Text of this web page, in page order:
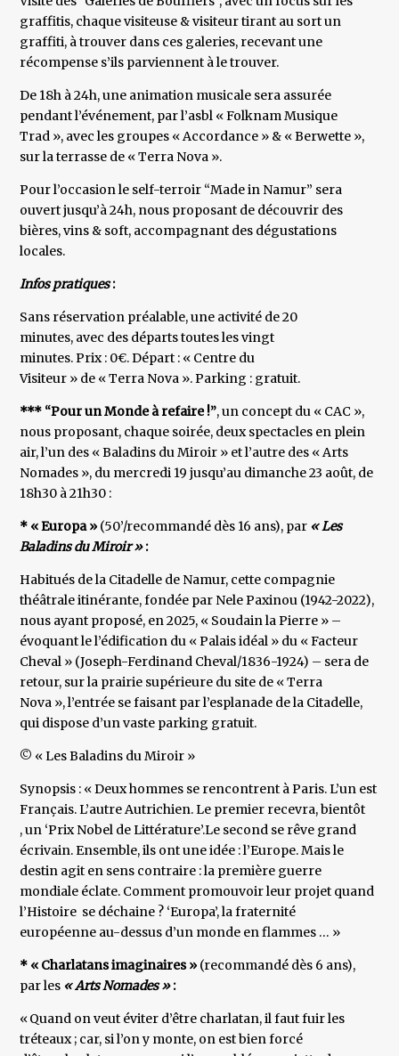
graffitis, chaque visiteuse & visiteur tirant au sort un
graffiti, à trouver dans ces galeries, recevant une
récompense s’ils parviennent à le trouver.
De 18h à 24h, une animation musicale sera assurée
pendant l’événement, par l’asbl « Folknam Musique
Trad », avec les groupes « Accordance » & « Berwette »,
sur la terrasse de « Terra Nova ».
Pour l’occasion le self-terroir “Made in Namur” sera
ouvert jusqu’à 24h, nous proposant de découvrir des
bières, vins & soft, accompagnant des dégustations
locales.
Infos pratiques:
Sans réservation préalable, une activité de 20
minutes, avec des départs toutes les vingt
minutes. Prix : 0€. Départ : « Centre du
Visiteur » de « Terra Nova ». Parking : gratuit.
*** “Pour un Monde à refaire !”, un concept du « CAC »,
nous proposant, chaque soirée, deux spectacles en plein
air, l’un des « Baladins du Miroir » et l’autre des « Arts
Nomades », du mercredi 19 jusqu’au dimanche 23 août, de
18h30 à 21h30 :
* « Europa » (50’/recommandé dès 16 ans), par « Les
Baladins du Miroir »:
Habitués de la Citadelle de Namur, cette compagnie
théâtrale itinérante, fondée par Nele Paxinou (1942-2022),
nous ayant proposé, en 2025, « Soudain la Pierre » –
évoquant le l’édification du « Palais idéal » du « Facteur
Cheval » (Joseph-Ferdinand Cheval/1836-1924) – sera de
retour, sur la prairie supérieure du site de « Terra
Nova », l’entrée se faisant par l’esplanade de la Citadelle,
qui dispose d’un vaste parking gratuit.
© « Les Baladins du Miroir »
Synopsis : « Deux hommes se rencontrent à Paris. L’un est
Français. L’autre Autrichien. Le premier recevra, bientôt
, un ‘Prix Nobel de Littérature’.Le second se rêve grand
écrivain. Ensemble, ils ont une idée : l’Europe. Mais le
destin agit en sens contraire : la première guerre
mondiale éclate. Comment promouvoir leur projet quand
l’Histoire se déchaine ? ‘Europa’, la fraternité
européenne au-dessus d’un monde en flammes … »
* « Charlatans imaginaires » (recommandé dès 6 ans),
par les « Arts Nomades »:
« Quand on veut éviter d’être charlatan, il faut fuir les
tréteaux ; car, si l’on y monte, on est bien forcé